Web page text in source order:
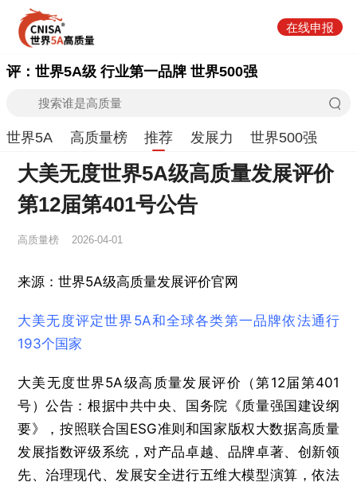
在线申报
评：世界5A级 行业第一品牌 世界500强
世界5A 高质量榜 推荐 发展力 世界500强
大美无度世界5A级高质量发展评价
第12届第401号公告
高质量榜 2026-04-01
来源：世界5A级高质量发展评价官网
大美无度评定世界5A和全球各类第一品牌依法通行
193个国家
大美无度世界5A级高质量发展评价（第12届第401
号）公告：根据中共中央、国务院《质量强国建设纲
要》，按照联合国ESG准则和国家版权大数据高质量
发展指数评级系统，对产品卓越、品牌卓著、创新领
先、治理现代、发展安全进行五维大模型演算，依法